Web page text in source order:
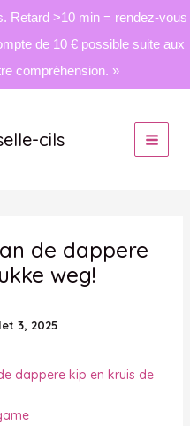
Retard >10 min = rendez-vous
de 10 € possible suite aux
compréhension. »
cils
de dappere
weg!
3, 2025
dappere kip en kruis de